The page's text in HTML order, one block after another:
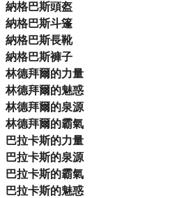
納格巴斯頭盔
納格巴斯斗篷
納格巴斯長靴
納格巴斯褲子
林德拜爾的力量
林德拜爾的魅惑
林德拜爾的泉源
林德拜爾的霸氣
巴拉卡斯的力量
巴拉卡斯的泉源
巴拉卡斯的霸氣
巴拉卡斯的魅惑